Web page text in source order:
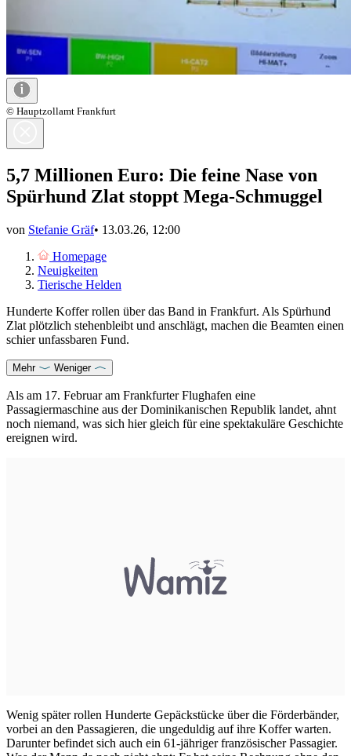
© Hauptzollamt Frankfurt
5,7 Millionen Euro: Die feine Nase von
Spürhund Zlat stoppt Mega-Schmuggel
von Stefanie Gräf• 13.03.26, 12:00
Homepage
Neuigkeiten
Tierische Helden
Hunderte Koffer rollen über das Band in Frankfurt. Als Spürhund
Zlat plötzlich stehenbleibt und anschlägt, machen die Beamten einen
schier unfassbaren Fund.
Mehr Weniger
Als am 17. Februar am Frankfurter Flughafen eine
Passagiermaschine aus der Dominikanischen Republik landet, ahnt
noch niemand, was sich hier gleich für eine spektakuläre Geschichte
ereignen wird.
Wenig später rollen Hunderte Gepäckstücke über die Förderbänder,
vorbei an den Passagieren, die ungeduldig auf ihre Koffer warten.
Darunter befindet sich auch ein 61-jähriger französischer Passagier.